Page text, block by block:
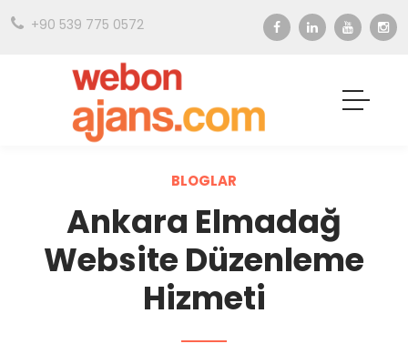
+90 539 775 0572
BLOGLAR
Ankara Elmadağ
Website Düzenleme
Hizmeti